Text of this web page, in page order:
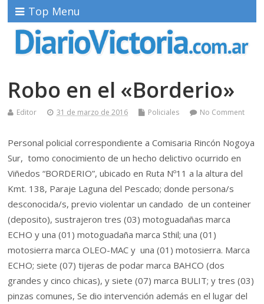
Top Menu
Robo en el «Borderio»
Editor 31 de marzo de 2016 Policiales No Comment
Personal policial correspondiente a Comisaria Rincón Nogoya
Sur, tomo conocimiento de un hecho delictivo ocurrido en
Viñedos “BORDERIO”, ubicado en Ruta Nº11 a la altura del
Kmt. 138, Paraje Laguna del Pescado; donde persona/s
desconocida/s, previo violentar un candado de un conteiner
(deposito), sustrajeron tres (03) motoguadañas marca
ECHO y una (01) motoguadaña marca Sthil; una (01)
motosierra marca OLEO-MAC y una (01) motosierra. Marca
ECHO; siete (07) tijeras de podar marca BAHCO (dos
grandes y cinco chicas), y siete (07) marca BULIT; y tres (03)
pinzas comunes, Se dio intervención además en el lugar del